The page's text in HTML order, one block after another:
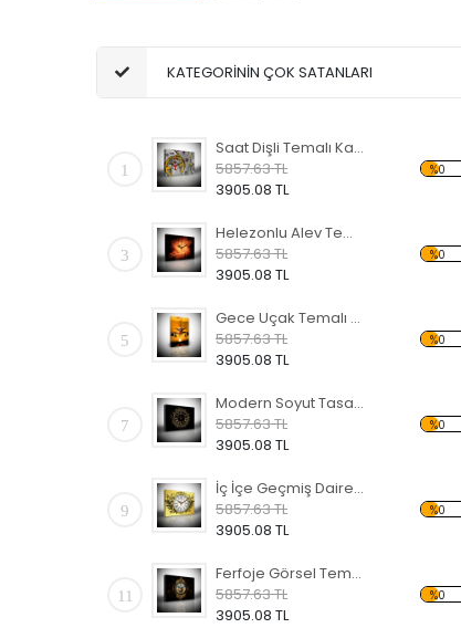
KATEGORİNİN ÇOK SATANLARI
1
Saat Dişli Temalı Kanvas Saat
5857.63 TL
3905.08 TL
%0
3
Helezonlu Alev Temalı Kanvas Saat
5857.63 TL
3905.08 TL
%0
5
Gece Uçak Temalı Kanvas Saat
5857.63 TL
3905.08 TL
%0
7
Modern Soyut Tasarım 20 Temalı Kanvas Saat
5857.63 TL
3905.08 TL
%0
9
İç İçe Geçmiş Daire Temalı Kanvas Saat
5857.63 TL
3905.08 TL
%0
11
Ferfoje Görsel Temalı Kanvas Saat
5857.63 TL
3905.08 TL
%0